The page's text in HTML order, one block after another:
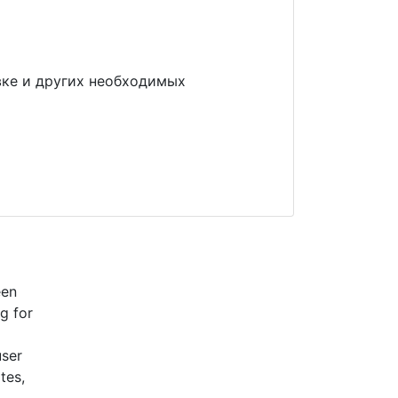
и других необходимых
for